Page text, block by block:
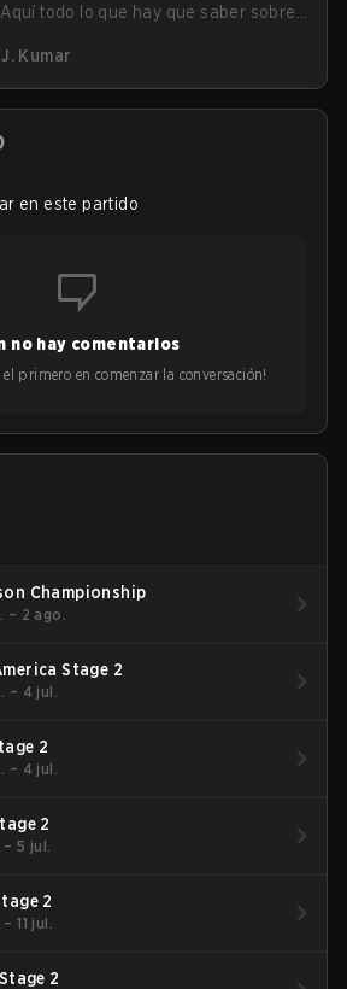
todo lo que hay que saber sobre
Kumar
)
en este partido
no hay comentarios
el primero en comenzar la conversación!
Championship
– 2 ago.
Stage 2
– 4 jul.
2
– 4 jul.
2
– 5 jul.
2
11 jul.
2